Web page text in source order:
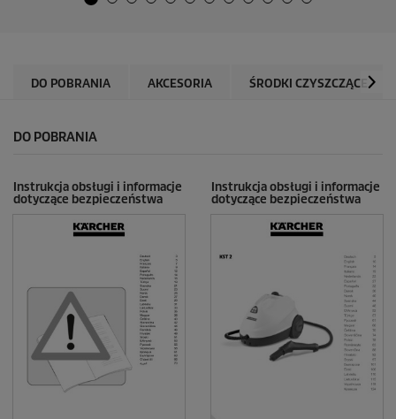
R
e
n
DO POBRANIA AKCESORIA ŚRODKI CZYSZCZĄCE
DO POBRANIA
Instrukcja obsługi i informacje
dotyczące bezpieczeństwa
Instrukcja obsługi i informacje
dotyczące bezpieczeństwa